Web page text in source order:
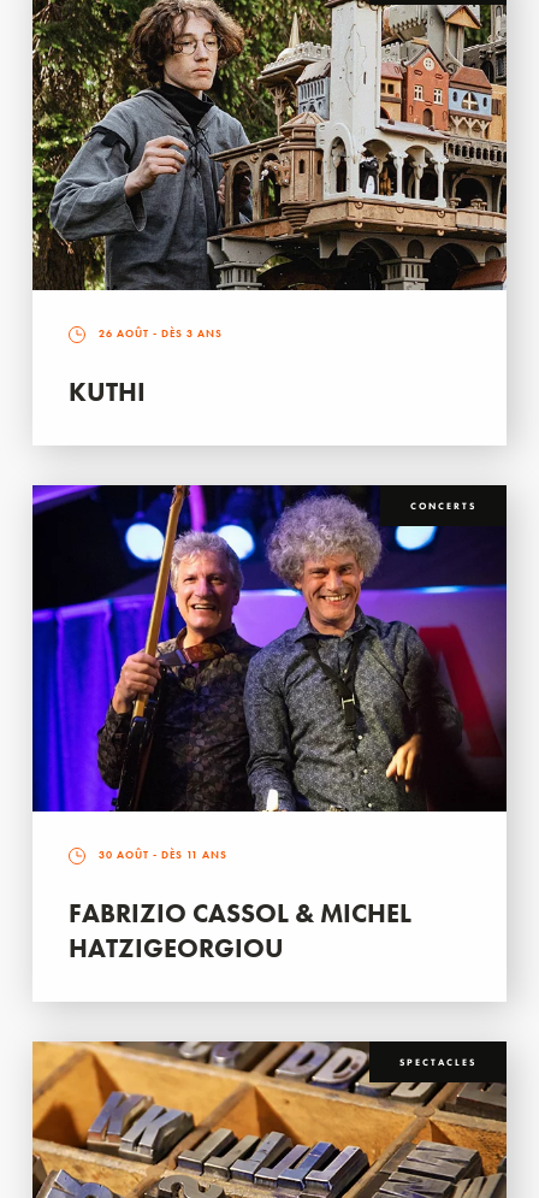
26 AOÛT - DÈS 3 ANS
KUTHI
CONCERTS
30 AOÛT - DÈS 11 ANS
FABRIZIO CASSOL & MICHEL
HATZIGEORGIOU
SPECTACLES